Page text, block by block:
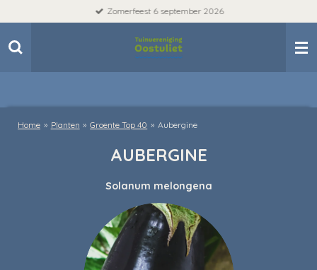
naar
hoofdinhoud
Zomerfeest 6 september 2026
Home » Planten » Groente Top 40 » Aubergine
AUBERGINE
Solanum melongena